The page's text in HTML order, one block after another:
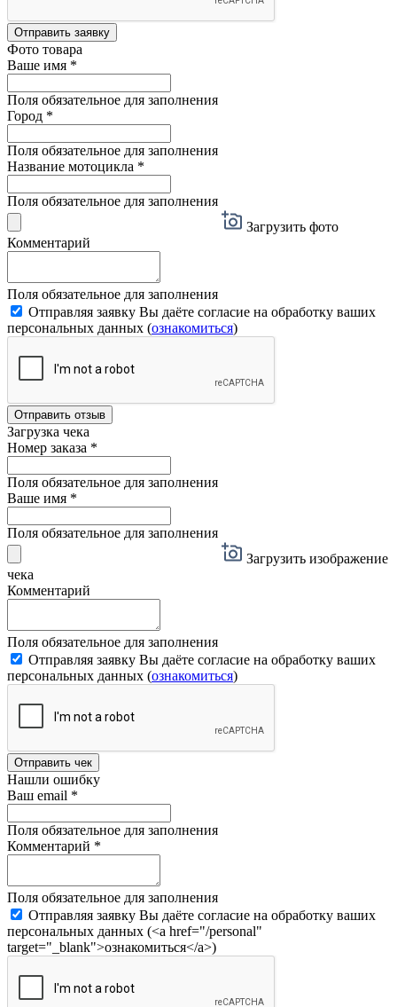
Отправить заявку
Фото товара
Ваше имя *
Поля обязательное для заполнения
Город *
Поля обязательное для заполнения
Название мотоцикла *
Поля обязательное для заполнения
Загрузить фото
Комментарий
Поля обязательное для заполнения
Отправляя заявку Вы даёте согласие на обработку ваших
персональных данных (ознакомиться)
Отправить отзыв
Загрузка чека
Номер заказа *
Поля обязательное для заполнения
Ваше имя *
Поля обязательное для заполнения
Загрузить изображение
чека
Комментарий
Поля обязательное для заполнения
Отправляя заявку Вы даёте согласие на обработку ваших
персональных данных (ознакомиться)
Отправить чек
Нашли ошибку
Ваш email *
Поля обязательное для заполнения
Комментарий *
Поля обязательное для заполнения
Отправляя заявку Вы даёте согласие на обработку ваших
персональных данных (<a href="/personal"
target="_blank">ознакомиться</a>)